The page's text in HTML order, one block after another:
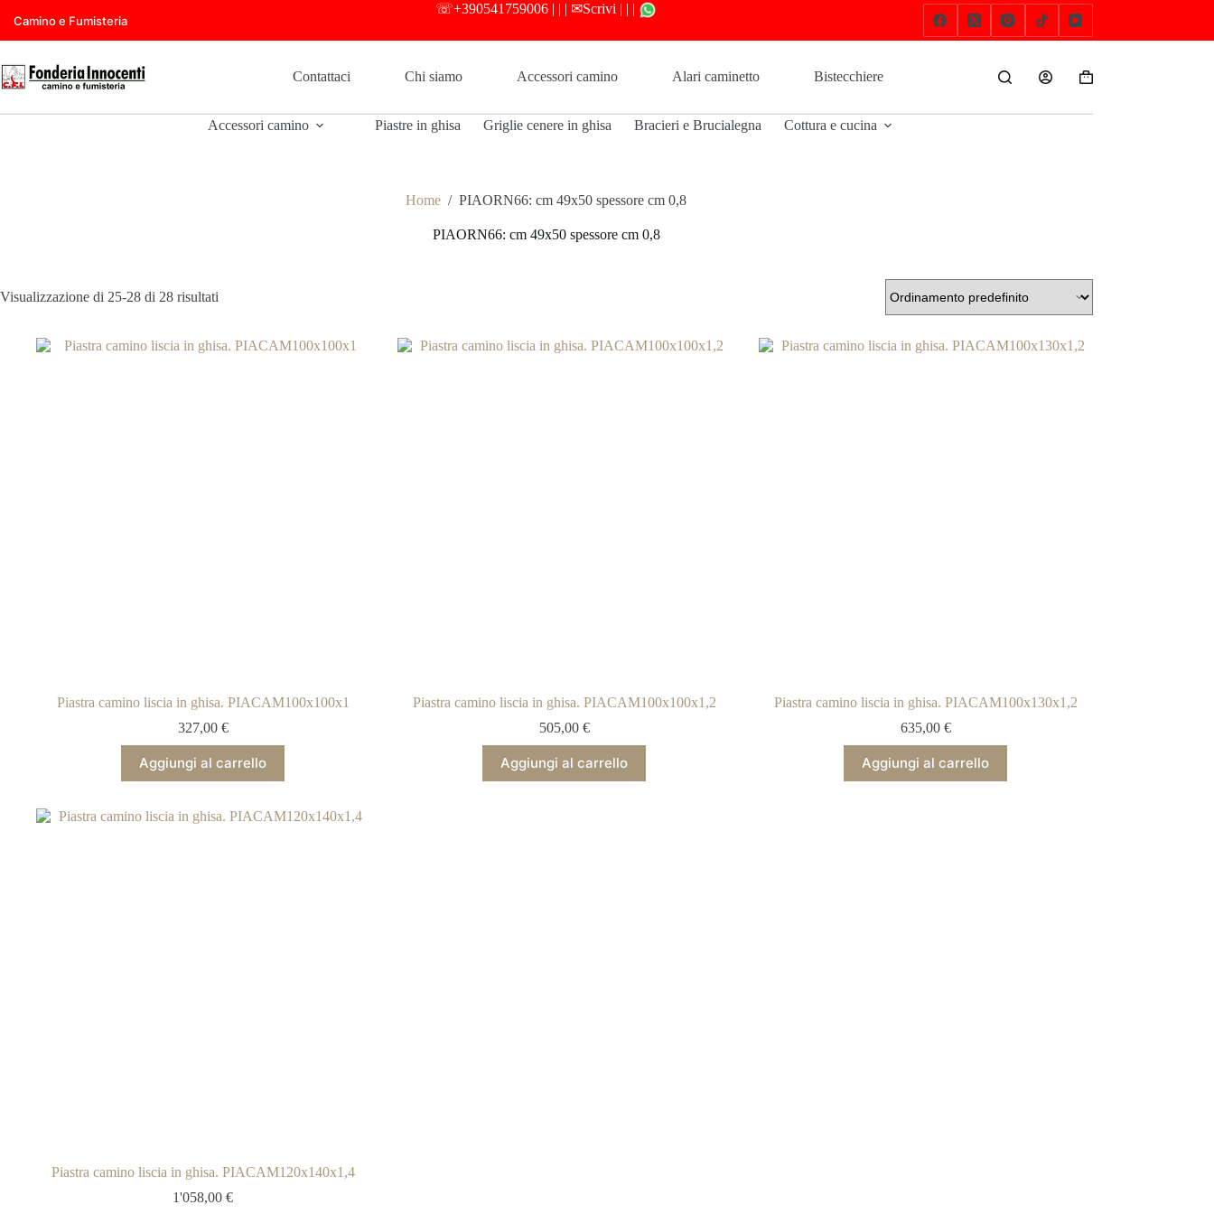
contenuto
Camino e Fumisteria
☏+390541759006 | | | ✉Scrivi | | |
Contattaci Chi siamo Accessori camino Alari caminetto Bistecchiere Bracieri e Brucialegna Carrello
Accessori camino Piastre in ghisa Griglie cenere in ghisa Bracieri e Brucialegna Cottura e cucina
Home / PIAORN66: cm 49x50 spessore cm 0,8
PIAORN66: cm 49x50 spessore cm 0,8
Visualizzazione di 25-28 di 28 risultati
Piastra camino liscia in ghisa. PIACAM100x100x1
327,00 €
Aggiungi al carrello
Piastra camino liscia in ghisa. PIACAM100x100x1,2
505,00 €
Aggiungi al carrello
Piastra camino liscia in ghisa. PIACAM100x130x1,2
635,00 €
Aggiungi al carrello
Piastra camino liscia in ghisa. PIACAM120x140x1,4
1'058,00€